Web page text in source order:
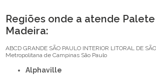
Regiões onde a atende
Madeira:
ABCD GRANDE SÃO PAULO INTERIOR LITORAL DE
Metropolitana de Campinas São Paulo
Alphaville